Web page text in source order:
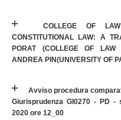
COLLEGE OF
CONSTITUTIONAL LAW: A
PORAT (COLLEGE OF LAW
ANDREA PIN(UNIVERSITY OF
Avviso procedura
Giurisprudenza GI0270 - PD -
2020 ore 12_00